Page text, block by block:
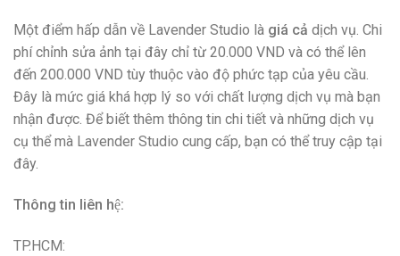
Một điểm hấp dẫn về Lavender Studio là giá cả dịch vụ. Chi
phí chỉnh sửa ảnh tại đây chỉ từ 20.000 VND và có thể lên
đến 200.000 VND tùy thuộc vào độ phức tạp của yêu cầu.
Đây là mức giá khá hợp lý so với chất lượng dịch vụ mà bạn
nhận được. Để biết thêm thông tin chi tiết và những dịch vụ
cụ thể mà Lavender Studio cung cấp, bạn có thể truy cập tại
đây.
Thông tin liên hệ:
TP.HCM: